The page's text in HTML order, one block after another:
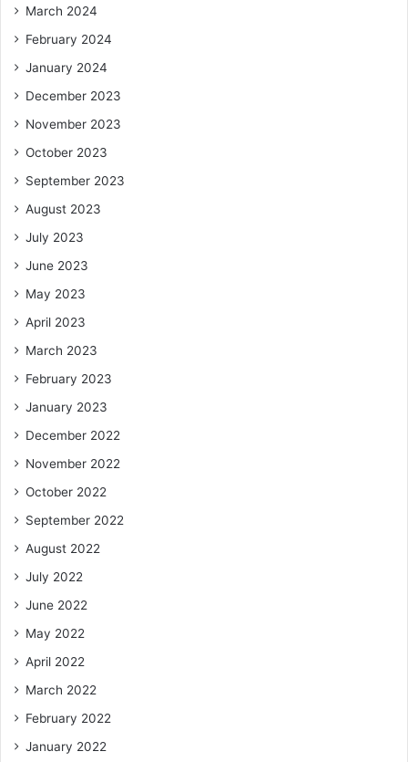
March 2024
February 2024
January 2024
December 2023
November 2023
October 2023
September 2023
August 2023
July 2023
June 2023
May 2023
April 2023
March 2023
February 2023
January 2023
December 2022
November 2022
October 2022
September 2022
August 2022
July 2022
June 2022
May 2022
April 2022
March 2022
February 2022
January 2022